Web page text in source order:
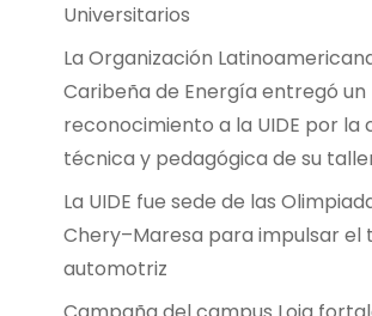
Universitarios
La Organización
Caribeña de Energía entregó un
reconocimiento a la UIDE por la
técnica y pedagógica de su
La UIDE fue sede de las
Chery–Maresa para impulsar el
automotriz